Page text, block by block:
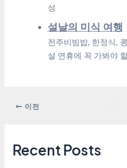
성
설날의 미식 여행
전주비빔밥, 한정식,
설 연휴에 꼭 가봐야
이전
Recent Posts